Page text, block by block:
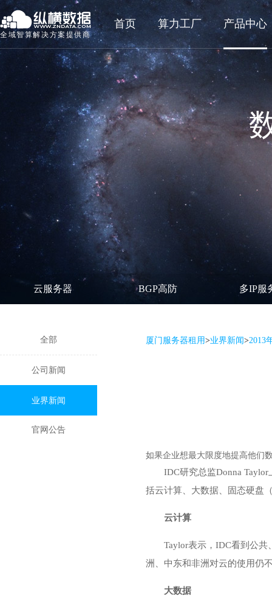
全域智算解决方案提供商
首页 算力工厂 产品中心
云服务器 BGP高防 多IP服
全部
公司新闻
业界新闻
官网公告
厦门服务器租用>业界新闻>2013
如果企业想最大限度地提高他们
IDC研究总监Donna
括云计算、大数据、固态硬盘
云计算
Taylor表示，IDC看到公
洲、中东和非洲对云的使用仍
大数据